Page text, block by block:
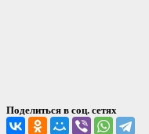
Поделиться в соц. сетях